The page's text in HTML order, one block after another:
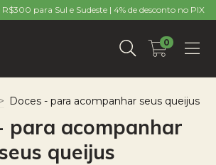
para Sul e Sudeste | 4% de desconto no PIX
0
> Doces - para acompanhar seus queijus
para acompanhar
queijus